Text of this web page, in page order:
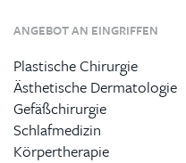
ANGEBOT AN EINGRIFFEN
Plastische Chirurgie
Ästhetische Dermatologie
Gefäßchirurgie
Schlafmedizin
Körpertherapie